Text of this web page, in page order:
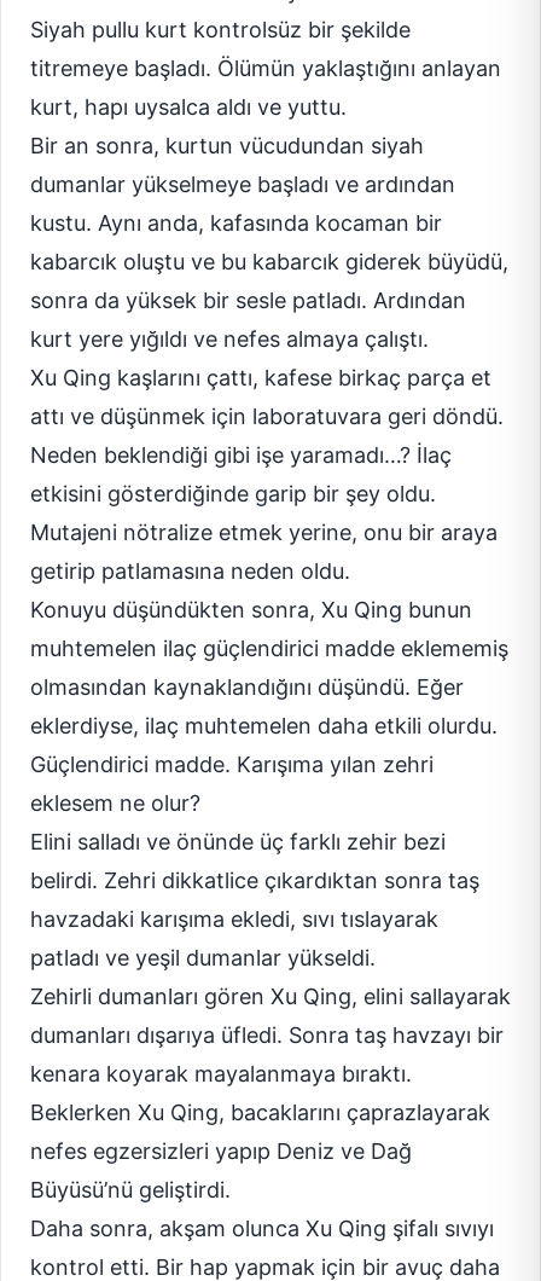
Siyah pullu kurt kontrolsüz bir şekilde
titremeye başladı. Ölümün yaklaştığını anlayan
kurt, hapı uysalca aldı ve yuttu.
Bir an sonra, kurtun vücudundan siyah
dumanlar yükselmeye başladı ve ardından
kustu. Aynı anda, kafasında kocaman bir
kabarcık oluştu ve bu kabarcık giderek büyüdü,
sonra da yüksek bir sesle patladı. Ardından
kurt yere yığıldı ve nefes almaya çalıştı.
Xu Qing kaşlarını çattı, kafese birkaç parça et
attı ve düşünmek için laboratuvara geri döndü.
Neden beklendiği gibi işe yaramadı…? İlaç
etkisini gösterdiğinde garip bir şey oldu.
Mutajeni nötralize etmek yerine, onu bir araya
getirip patlamasına neden oldu.
Konuyu düşündükten sonra, Xu Qing bunun
muhtemelen ilaç güçlendirici madde eklememiş
olmasından kaynaklandığını düşündü. Eğer
eklerdiyse, ilaç muhtemelen daha etkili olurdu.
Güçlendirici madde. Karışıma yılan zehri
eklesem ne olur?
Elini salladı ve önünde üç farklı zehir bezi
belirdi. Zehri dikkatlice çıkardıktan sonra taş
havzadaki karışıma ekledi, sıvı tıslayarak
patladı ve yeşil dumanlar yükseldi.
Zehirli dumanları gören Xu Qing, elini sallayarak
dumanları dışarıya üfledi. Sonra taş havzayı bir
kenara koyarak mayalanmaya bıraktı.
Beklerken Xu Qing, bacaklarını çaprazlayarak
nefes egzersizleri yapıp Deniz ve Dağ
Büyüsü’nü geliştirdi.
Daha sonra, akşam olunca Xu Qing şifalı sıvıyı
kontrol etti. Bir hap yapmak için bir avuç daha